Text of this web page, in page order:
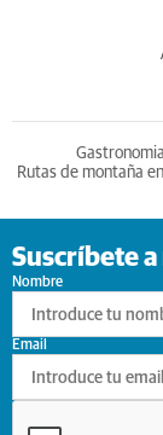
Rutas de montaña
Suscríbete
Nombre
Email